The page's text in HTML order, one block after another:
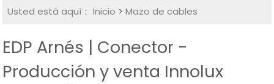
Usted está aquí： Inicio >Mazo de cables
EDP Arnés | Conector -
Producción y venta Innolux